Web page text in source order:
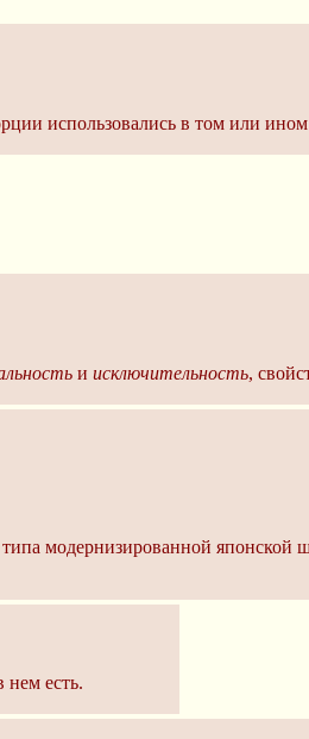
использовались в том или ином
и исключительность,
модернизированной
нем есть.